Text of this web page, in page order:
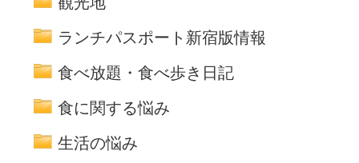
ランチパスポート新宿版情報
食べ放題・食べ歩き日記
食に関する悩み
生活の悩み